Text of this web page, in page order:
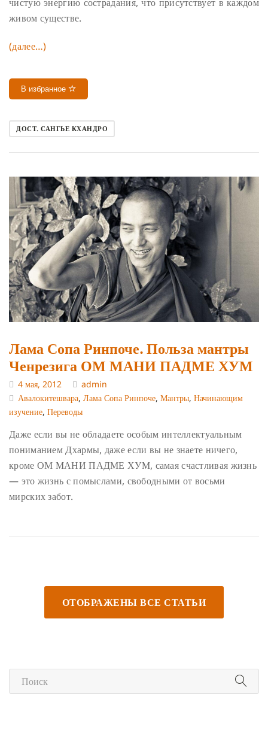
живом существе.
(далее…)
В избранное
ДОСТ. САНГЬЕ КХАНДРО
Лама Сопа Ринпоче. Польза мантры
Ченрезига ОМ МАНИ ПАДМЕ ХУМ
4 мая, 2012
admin
Авалокитешвара, Лама Сопа Ринпоче, Мантры, Начинающим
изучение, Переводы
Даже если вы не обладаете особым интеллектуальным
пониманием Дхармы, даже если вы не знаете ничего,
кроме ОМ МАНИ ПАДМЕ ХУМ, самая счастливая жизнь
— это жизнь с помыслами, свободными от восьми
мирских забот.
ОТОБРАЖЕНЫ ВСЕ СТАТЬИ